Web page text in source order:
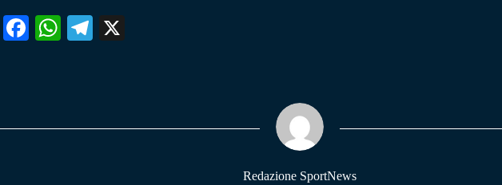
Fa W
pp
Te
m
Redazione SportNews